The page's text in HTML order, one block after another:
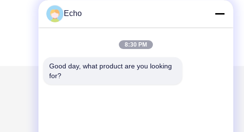
Echo
8:30 PM
Good day, what product are you looking
for?